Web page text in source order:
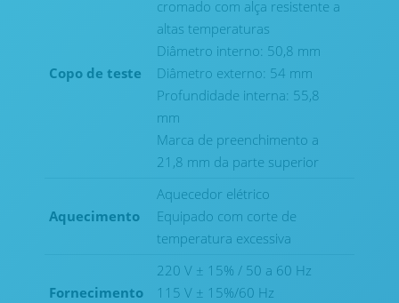
Copo de teste
cromado com alça resistente a
altas temperaturas
Diâmetro interno: 50,8 mm
Diâmetro externo: 54 mm
Profundidade interna: 55,8
mm
Marca de preenchimento a
21,8 mm da parte superior
Aquecimento
Aquecedor elétrico
Equipado com corte de
temperatura excessiva
Fornecimento
220 V ± 15% / 50 a 60 Hz
115 V ± 15%/60 Hz